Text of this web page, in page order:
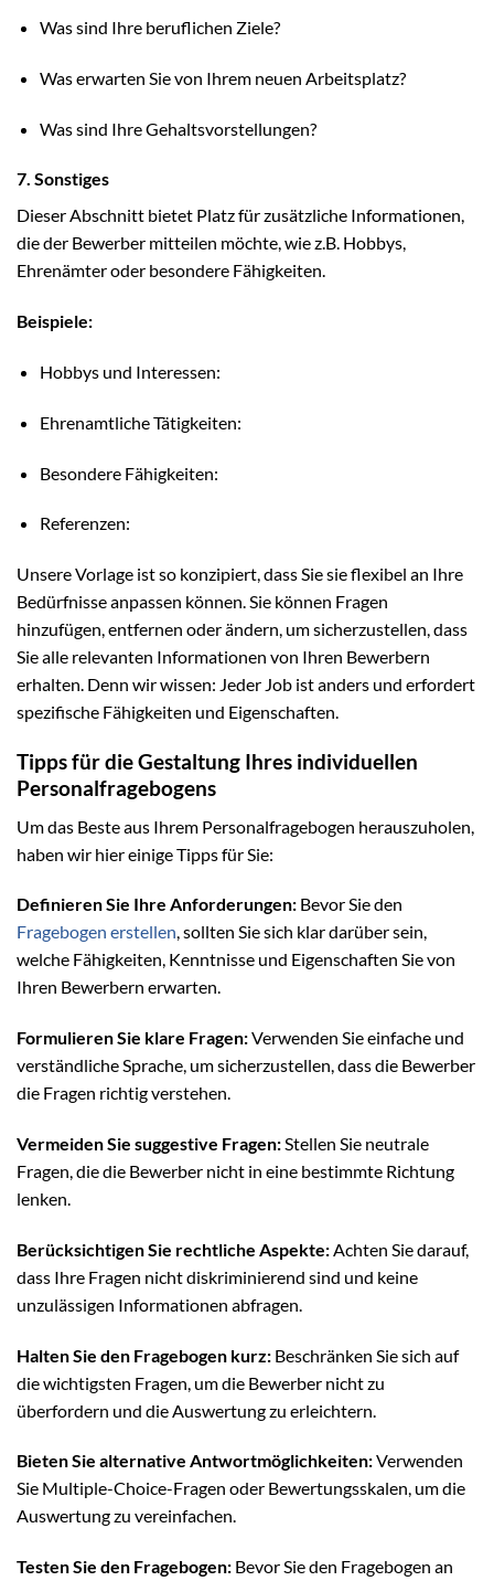
Was sind Ihre beruflichen Ziele?
Was erwarten Sie von Ihrem neuen Arbeitsplatz?
Was sind Ihre Gehaltsvorstellungen?
7. Sonstiges
Dieser Abschnitt bietet Platz für zusätzliche Informationen,
die der Bewerber mitteilen möchte, wie z.B. Hobbys,
Ehrenämter oder besondere Fähigkeiten.
Beispiele:
Hobbys und Interessen:
Ehrenamtliche Tätigkeiten:
Besondere Fähigkeiten:
Referenzen:
Unsere Vorlage ist so konzipiert, dass Sie sie flexibel an Ihre
Bedürfnisse anpassen können. Sie können Fragen
hinzufügen, entfernen oder ändern, um sicherzustellen, dass
Sie alle relevanten Informationen von Ihren Bewerbern
erhalten. Denn wir wissen: Jeder Job ist anders und erfordert
spezifische Fähigkeiten und Eigenschaften.
Tipps für die Gestaltung Ihres individuellen
Personalfragebogens
Um das Beste aus Ihrem Personalfragebogen herauszuholen,
haben wir hier einige Tipps für Sie:
Definieren Sie Ihre Anforderungen: Bevor Sie den
Fragebogen erstellen, sollten Sie sich klar darüber sein,
welche Fähigkeiten, Kenntnisse und Eigenschaften Sie von
Ihren Bewerbern erwarten.
Formulieren Sie klare Fragen:Verwenden Sie einfache und
verständliche Sprache, um sicherzustellen, dass die Bewerber
die Fragen richtig verstehen.
Vermeiden Sie suggestive Fragen:Stellen Sie neutrale
Fragen, die die Bewerber nicht in eine bestimmte Richtung
lenken.
Berücksichtigen Sie rechtliche Aspekte:Achten Sie darauf,
dass Ihre Fragen nicht diskriminierend sind und keine
unzulässigen Informationen abfragen.
Halten Sie den Fragebogen kurz: Beschränken Sie sich auf
die wichtigsten Fragen, um die Bewerber nicht zu
überfordern und die Auswertung zu erleichtern.
Bieten Sie alternative Antwortmöglichkeiten:Verwenden
Sie Multiple-Choice-Fragen oder Bewertungsskalen, um die
Auswertung zu vereinfachen.
Testen Sie den Fragebogen: Bevor Sie den Fragebogen an